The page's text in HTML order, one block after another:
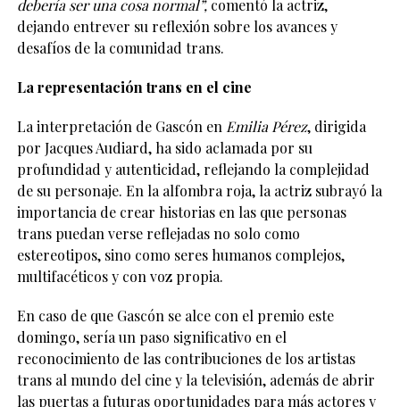
debería ser una cosa normal”,comentó la actriz,
dejando entrever su reflexión sobre los avances y
desafíos de la comunidad trans.
La representación trans en el cine
La interpretación de Gascón en Emilia Pérez, dirigida
por Jacques Audiard, ha sido aclamada por su
profundidad y autenticidad, reflejando la complejidad
de su personaje. En la alfombra roja, la actriz subrayó la
importancia de crear historias en las que personas
trans puedan verse reflejadas no solo como
estereotipos, sino como seres humanos complejos,
multifacéticos y con voz propia.
En caso de que Gascón se alce con el premio este
domingo, sería un paso significativo en el
reconocimiento de las contribuciones de los artistas
trans al mundo del cine y la televisión, además de abrir
las puertas a futuras oportunidades para más actores y